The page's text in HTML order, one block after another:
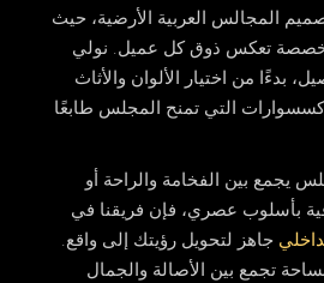
المجالس العربية الأرضية، حيث
تعكس ذوق كل عميل. نولي
بدءًا من اختيار الألوان والأثاث
التي تمنح المجلس طابعًا
بين الفخامة والراحة أو
بأسلوب عصري، فإن فريقنا في
جاهز لتحويل رؤيتك إلى واقع.
تجمع بين الأصالة والجمال